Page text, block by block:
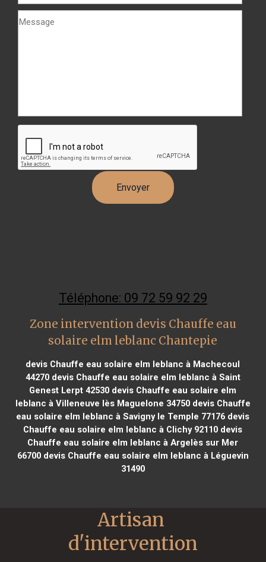
Téléphone: 09 72 59 92 29
Zone intervention devis Chauffe eau
solaire elm leblanc Chantepie
devis Chauffe eau solaire elm leblanc à Machecoul
44270devis Chauffe eau solaire elm leblanc à Saint
Genest Lerpt 42530 devis Chauffe eau solaire elm
leblanc à Villeneuve lès Maguelone 34750devis Chauffe
eau solaire elm leblanc à Savigny le Temple 77176 devis
Chauffe eau solaire elm leblanc à Clichy 92110 devis
Chauffe eau solaire elm leblanc à Argelès sur Mer
66700devis Chauffe eau solaire elm leblanc à Léguevin
31490
Artisan
d'intervention